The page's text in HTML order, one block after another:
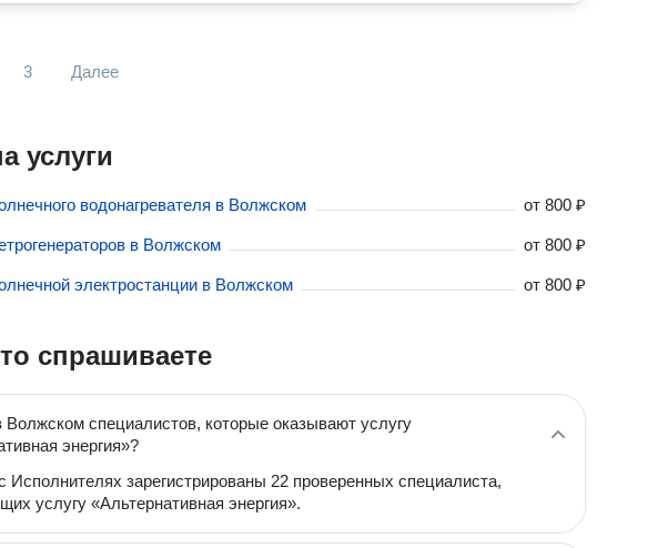
3 Далее
услуги
водонагревателя в Волжском от800 ₽
в Волжском от800 ₽
электростанции в Волжском от800 ₽
спрашиваете
Волжском специалистов, которые оказывают услугу
энергия»?
Исполнителях зарегистрированы 22 проверенных специалиста,
услугу «Альтернативная энергия».